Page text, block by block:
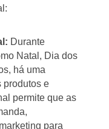
Durante
Natal, Dia dos
há uma
produtos e
permite que as
para